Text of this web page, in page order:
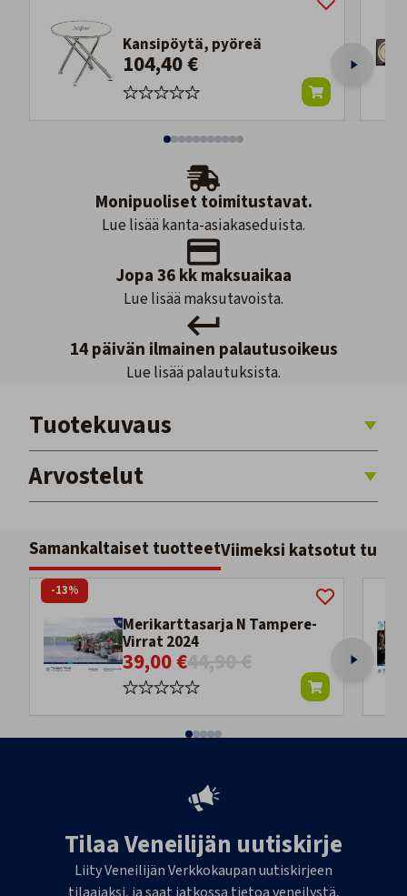
Kansipöytä, pyöreä
104,40 €
Monipuoliset toimitustavat.
Lue lisää kanta-asiakaseduista.
Jopa 36 kk maksuaikaa
Lue lisää maksutavoista.
14 päivän ilmainen palautusoikeus
Lue lisää palautuksista.
Tuotekuvaus
Arvostelut
Samankaltaiset tuotteetViimeksi katsotut
Merikarttasarja N Tampere-
Virrat 2024
39,00 €44,90 €
-13%
Tilaa Veneilijän uutiskirje
Liity Veneilijän Verkkokaupan uutiskirjeen